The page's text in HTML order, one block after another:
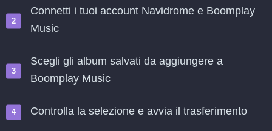
Connetti i tuoi account Navidrome e Boomplay
Music
Scegli gli album salvati da aggiungere a
Boomplay Music
Controlla la selezione e avvia il trasferimento